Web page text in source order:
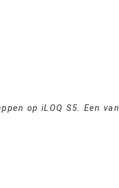
op iLOQ S5. Een van